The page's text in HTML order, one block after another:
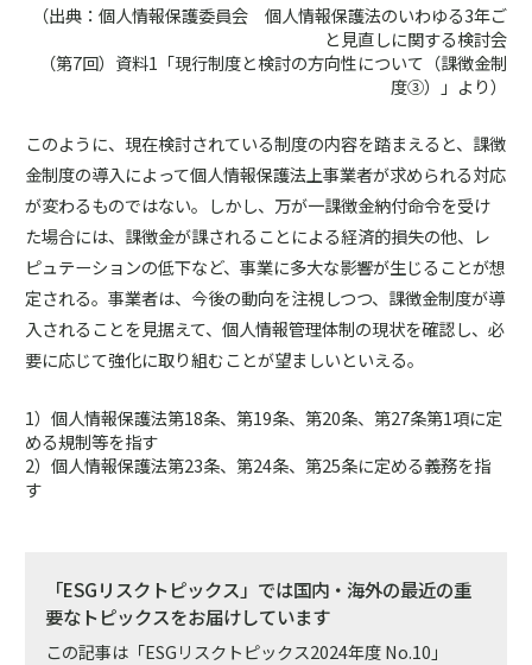
（出典：個人情報保護委員会 個人情報保護法のいわゆる3年ご
と見直しに関する検討会
（第7回）資料1「現行制度と検討の方向性について（課徴金制
度③）」より）
このように、現在検討されている制度の内容を踏まえると、課徴
金制度の導入によって個人情報保護法上事業者が求められる対応
が変わるものではない。しかし、万が一課徴金納付命令を受け
た場合には、課徴金が課されることによる経済的損失の他、レ
ピュテーションの低下など、事業に多大な影響が生じることが想
定される。事業者は、今後の動向を注視しつつ、課徴金制度が導
入されることを見据えて、個人情報管理体制の現状を確認し、必
要に応じて強化に取り組むことが望ましいといえる。
1）個人情報保護法第18条、第19条、第20条、第27条第1項に定
める規制等を指す
2）個人情報保護法第23条、第24条、第25条に定める義務を指
す
「ESGリスクトピックス」では国内・海外の最近の重
要なトピックスをお届けしています
この記事は「ESGリスクトピックス2024年度 No.10」